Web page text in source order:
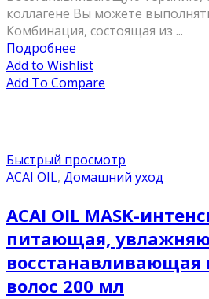
коллагене Вы можете
Комбинация, состоящая из ...
Подробнее
Add to Wishlist
Add To Compare
Быстрый просмотр
ACAI OIL, Домашний уход
ACAI OIL MASK-
питающая,
восстанавливающая
волос 200 мл